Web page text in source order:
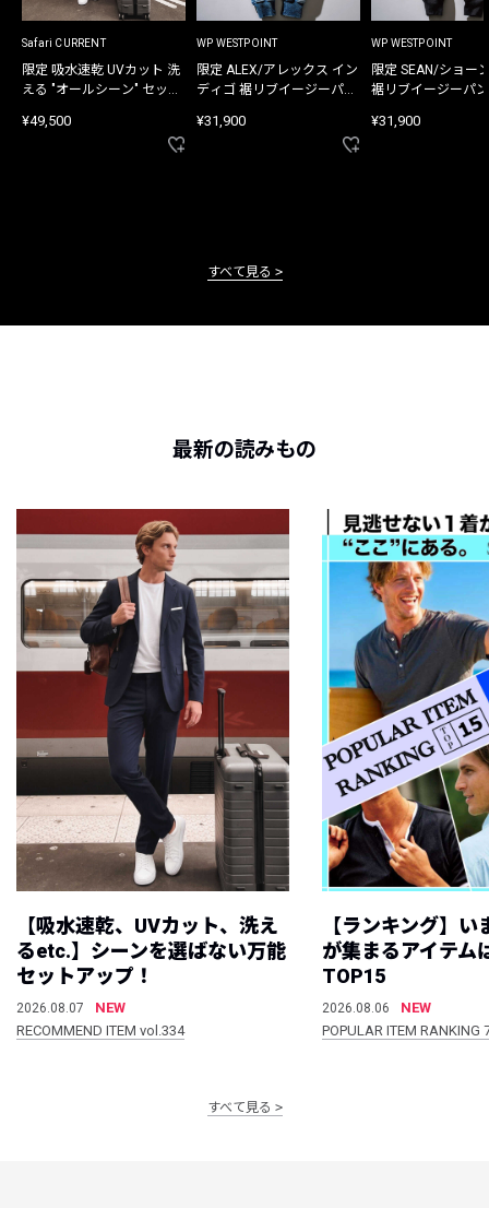
Safari CURRENT
限定 吸水速乾 UVカット 洗
える "オールシーン" セット
¥49,500
WP WESTPOINT
限定 ALEX/アレックス イン
ディゴ 裾リブイージーパン
¥31,900
WP WESTPOINT
限定 SEAN/ショー
裾リブイージーパ
¥31,900
すべて見る
最新の読みもの
【吸水速乾、UVカット、洗え
るetc.】シーンを選ばない万能
セットアップ！
2026.08.07
NEW
RECOMMEND ITEM vol.334
【ランキング】
が集まるアイテム
TOP15
2026.08.06
NEW
POPULAR ITEM
すべて見る